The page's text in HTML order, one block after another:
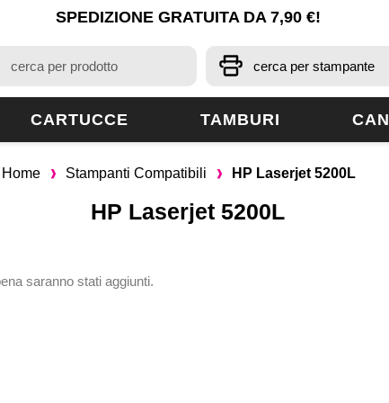
SPEDIZIONE GRATUITA DA 7,90 €!
CARTUCCE TAMBURI
Home Stampanti Compatibili HP Laserjet 5200L
HP Laserjet 5200L
saranno stati aggiunti.